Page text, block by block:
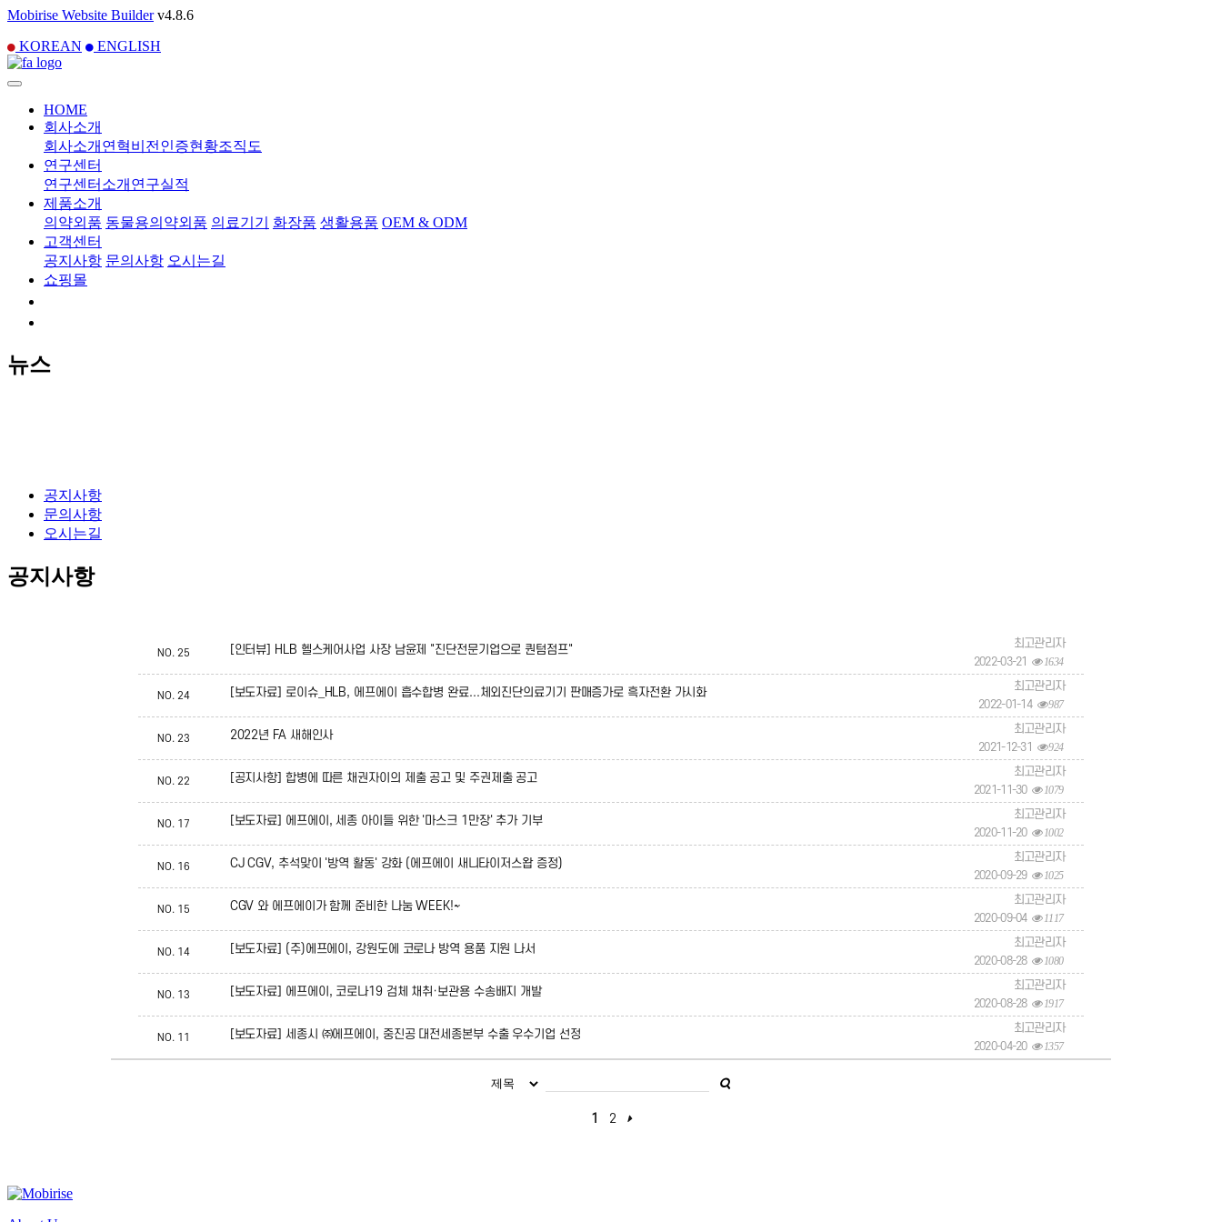
Mobirise Website Builderv4.8.6
KOREAN
ENGLISH
HOME
회사소개
회사소개 연혁비전 인증현황조직도
연구센터
연구센터소개 연구실적
제품소개
의약외품 동물용의약외품 의료기기 화장품 생활용품 OEM & ODM
고객센터
공지사항 문의사항 오시는길
쇼핑몰
뉴스
공지사항
문의사항
오시는길
공지사항
NO. 25 [인터뷰] HLB 헬스케어사업 사장 남윤제 "진단전문기업으로 퀀텀점프" 최고관리자
2022-03-21 1634
NO. 24 [보도자료] 로이슈_HLB, 에프에이 흡수합병 완료...체외진단의료기기 판매증가로 흑자전환 가시화 최고관리자
2022-01-14 987
NO. 23 2022년 FA 새해인사 최고관리자
2021-12-31 924
NO. 22 [공지사항] 합병에 따른 채권자이의 제출 공고 및 주권제출 공고 최고관리자
2021-11-30 1079
NO. 17 [보도자료] 에프에이, 세종 아이들 위한 '마스크 1만장' 추가 기부 최고관리자
2020-11-20 1002
NO. 16 CJ CGV, 추석맞이 '방역 활동' 강화 (에프에이 새니타이저스왑 증정) 최고관리자
2020-09-29 1025
NO. 15 CGV 와 에프에이가 함께 준비한 나눔 WEEK!~ 최고관리자
2020-09-04 1117
NO. 14 [보도자료] (주)에프에이, 강원도에 코로나 방역 용품 지원 나서 최고관리자
2020-08-28 1080
NO. 13 [보도자료] 에프에이, 코로나19 검체 채취·보관용 수송배지 개발 최고관리자
2020-08-28 1917
NO. 11 [보도자료] 세종시 ㈜에프에이, 중진공 대전세종본부 수출 우수기업 선정 최고관리자
2020-04-20 1357
1 2